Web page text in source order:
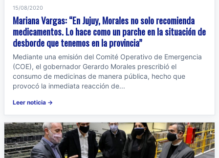
15/08/2020
Mariana Vargas: “En Jujuy, Morales no solo recomienda
medicamentos. Lo hace como un parche en la situación de
desborde que tenemos en la provincia”
Mediante una emisión del Comité Operativo de Emergencia
(COE), el gobernador Gerardo Morales prescribió el
consumo de medicinas de manera pública, hecho que
provocó la inmediata reacción de...
Leer noticia →